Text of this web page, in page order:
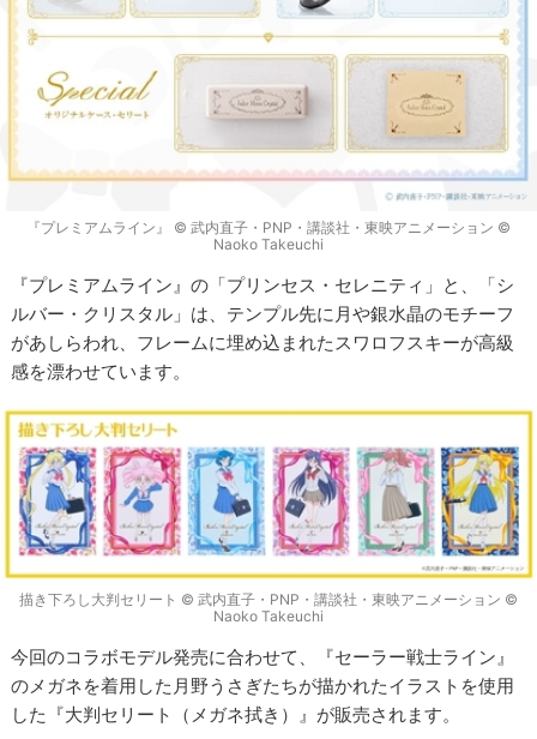
『プレミアムライン』 © 武内直子・PNP・講談社・東映アニメーション ©
Naoko Takeuchi
『プレミアムライン』の「プリンセス・セレニティ」と、「シ
ルバー・クリスタル」は、テンプル先に月や銀水晶のモチーフ
があしらわれ、フレームに埋め込まれたスワロフスキーが高級
感を漂わせています。
描き下ろし大判セリート © 武内直子・PNP・講談社・東映アニメーション ©
Naoko Takeuchi
今回のコラボモデル発売に合わせて、『セーラー戦士ライン』
のメガネを着用した月野うさぎたちが描かれたイラストを使用
した『大判セリート（メガネ拭き）』が販売されます。